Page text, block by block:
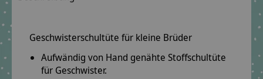
Geschwisterschultüte für kleine Brüder
Aufwändig von Hand genähte Stoffschultüte
für Geschwister.